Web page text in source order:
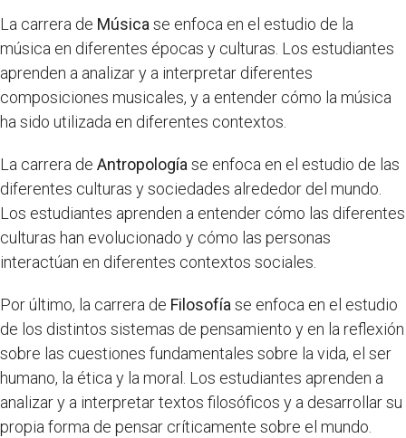
La carrera de Música se enfoca en el estudio de la
música en diferentes épocas y culturas. Los estudiantes
aprenden a analizar y a interpretar diferentes
composiciones musicales, y a entender cómo la música
ha sido utilizada en diferentes contextos.
La carrera de Antropología se enfoca en el estudio de las
diferentes culturas y sociedades alrededor del mundo.
Los estudiantes aprenden a entender cómo las diferentes
culturas han evolucionado y cómo las personas
interactúan en diferentes contextos sociales.
Por último, la carrera de Filosofía se enfoca en el estudio
de los distintos sistemas de pensamiento y en la reflexión
sobre las cuestiones fundamentales sobre la vida, el ser
humano, la ética y la moral. Los estudiantes aprenden a
analizar y a interpretar textos filosóficos y a desarrollar su
propia forma de pensar críticamente sobre el mundo.